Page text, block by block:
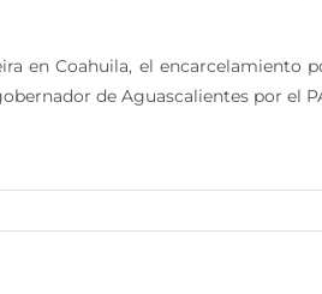
en Coahuila, el encarcelamiento
de Aguascalientes por el